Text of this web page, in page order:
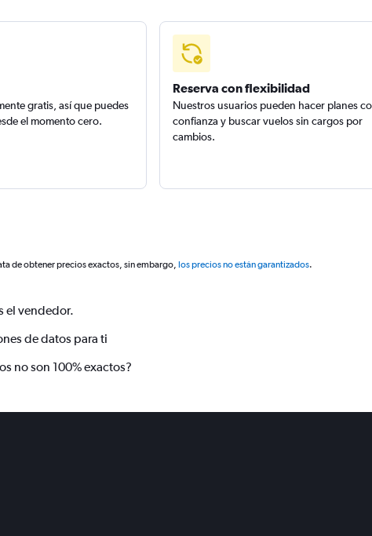
gratis, así que puedes
el momento cero.
Reserva con flexibilidad
Nuestros usuarios pueden hacer planes
confianza y buscar vuelos sin cargos por
cambios.
de obtener precios exactos, sin embargo, los precios no están garantizados.
el vendedor.
de datos para ti
no son 100% exactos?